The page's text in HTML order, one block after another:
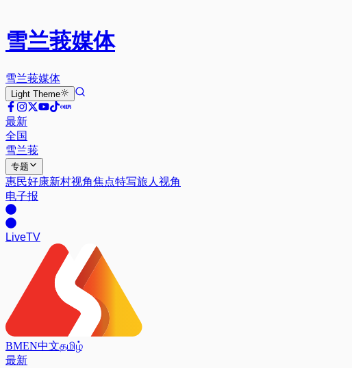
雪兰莪媒体
雪兰莪媒体
Light Theme
最新
全国
雪兰莪
专题
惠民好康新村视角焦点特写旅人视角
电子报
LiveTV
BMEN中文தமிழ்
最新